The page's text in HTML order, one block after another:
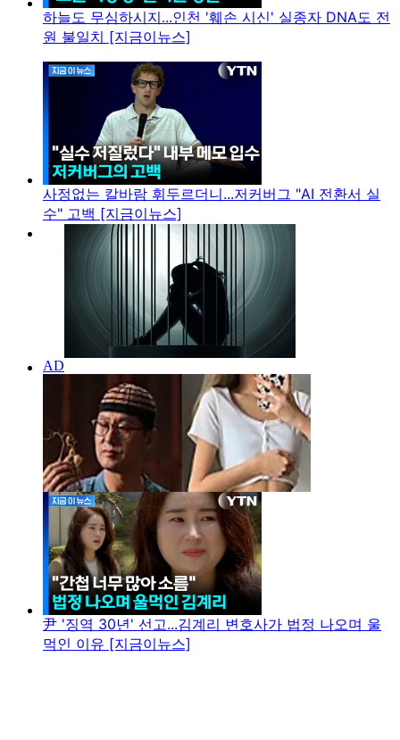
하늘도 무심하시지...인천 '훼손 시신' 실종자 DNA도 전
원 불일치 [지금이뉴스]
사정없는 칼바람 휘두르더니...저커버그 "AI 전환서 실
수" 고백 [지금이뉴스]
尹 '징역 30년' 선고...김계리 변호사가 법정 나오며 울
먹인 이유 [지금이뉴스]